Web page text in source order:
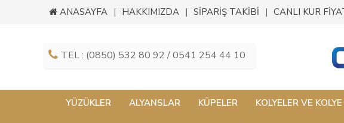
ANASAYFA HAKKIMIZDA SİPARİŞ TAKİBİ CANLI KUR
TEL : (0850) 532 80 92 / 0541 254 44 10
YÜZÜKLER ALYANSLAR KÜPELER KOLYELER VE